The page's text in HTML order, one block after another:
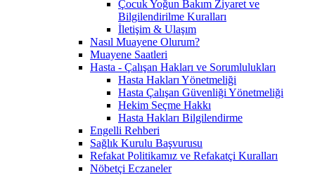
Çocuk Yoğun Bakım Ziyaret ve
Bilgilendirilme Kuralları
İletişim & Ulaşım
Nasıl Muayene Olurum?
Muayene Saatleri
Hasta - Çalışan Hakları ve Sorumlulukları
Hasta Hakları Yönetmeliği
Hasta Çalışan Güvenliği Yönetmeliği
Hekim Seçme Hakkı
Hasta Hakları Bilgilendirme
Engelli Rehberi
Sağlık Kurulu Başvurusu
Refakat Politikamız ve Refakatçi Kuralları
Nöbetçi Eczaneler